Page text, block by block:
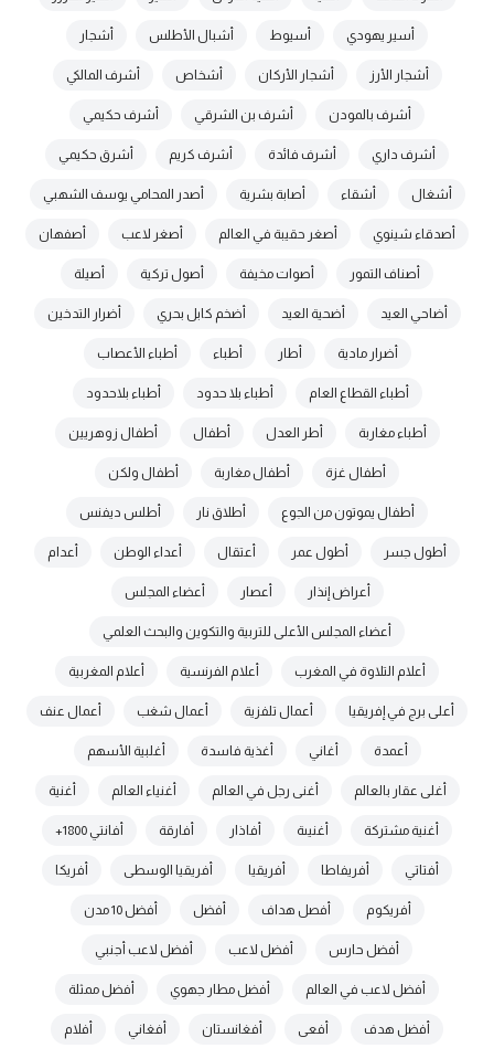
أسير يهودي أسيوط أشبال الأطلس أشجار
أشجار الأرز أشجار الأركان أشخاص أشرف المالكي
أشرف بالمودن أشرف بن الشرقي أشرف حكيمي
أشرف داري أشرف فائدة أشرف كريم أشرق حكيمي
أشغال أشقاء أصابة بشرية أصدر المحامي يوسف الشهبي
أصدقاء شينوي أصغر حقيبة في العالم أصغر لاعب أصفهان
أصناف التمور أصوات مخيفة أصول تركية أصيلة
أضاحي العيد أضحية العيد أضخم كابل بحري أضرار التدخين
أضرار مادية أطار أطباء أطباء الأعصاب
أطباء القطاع العام أطباء بلا حدود أطباء بلاحدود
أطباء مغاربة أطر العدل أطفال أطفال زوهريين
أطفال غزة أطفال مغاربة أطفال ولكن
أطفال يموتون من الجوع أطلاق نار أطلس ديفنس
أطول جسر أطول عمر أعتقال أعداء الوطن أعدام
أعراض إنذار أعصار أعضاء المجلس
أعضاء المجلس الأعلى للتربية والتكوين والبحث العلمي
أعلام التلاوة في المغرب أعلام الفرنسية أعلام المغربية
أعلى برج في إفريقيا أعمال تلفزية أعمال شغب أعمال عنف
أعمدة أغاني أغذية فاسدة أغلبية الأسهم
أغلى عقار بالعالم أغنى رجل في العالم أغنياء العالم أغنية
أغنية مشتركة أغنيىة أفاذار أفارقة أفانتي 1800+
أفتاتي أفريفاطا أفريقيا أفريقيا الوسطى أفريكا
أفريكوم أفصل هداف أفضل أفضل 10 مدن
أفضل حارس أفضل لاعب أفضل لاعب أجنبي
أفضل لاعب في العالم أفضل مطار جهوي أفضل ممثلة
أفضل هدف أفعى أفغانستان أفغاني أفلام